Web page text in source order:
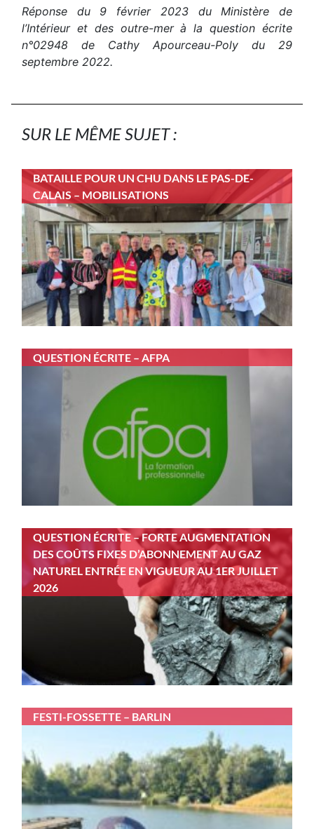
Réponse du 9 février 2023 du Ministère de
l’Intérieur et des outre-mer à la question écrite
n°02948 de Cathy Apourceau-Poly du 29
septembre 2022.
SUR LE MÊME SUJET :
BATAILLE POUR UN CHU DANS LE PAS-DE-
CALAIS – MOBILISATIONS
QUESTION ÉCRITE – AFPA
QUESTION ÉCRITE – FORTE AUGMENTATION
DES COÛTS FIXES D’ABONNEMENT AU GAZ
NATUREL ENTRÉE EN VIGUEUR AU 1ER JUILLET
2026
FESTI-FOSSETTE – BARLIN